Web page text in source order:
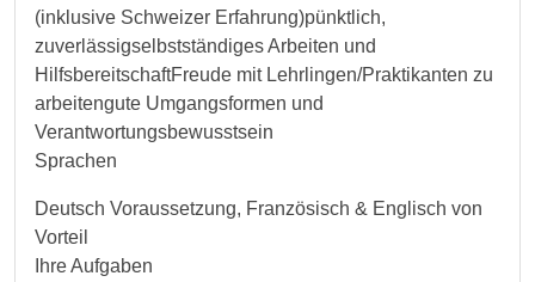
(inklusive Schweizer Erfahrung)pünktlich,
zuverlässigselbstständiges Arbeiten und
HilfsbereitschaftFreude mit Lehrlingen/Praktikanten zu
arbeitengute Umgangsformen und
Verantwortungsbewusstsein
Sprachen
Deutsch Voraussetzung, Französisch & Englisch von
Vorteil
Ihre Aufgaben